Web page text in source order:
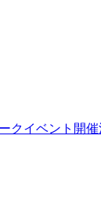
クイベント開催